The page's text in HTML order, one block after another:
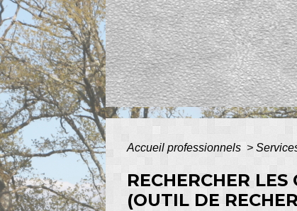
Accueil professionnels >
RECHERCHER
(OUTIL DE